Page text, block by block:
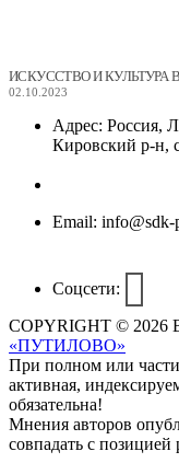
ИСКУССТВО И
02.10.2023
Адрес: Россия,
Кировский р-н,
Email: info@sdk-
Соцсети:
COPYRIGHT ©
«ПУТИЛОВО»
При полном или
активная,
обязательна!
Мнения авторов
совпадать с позицией